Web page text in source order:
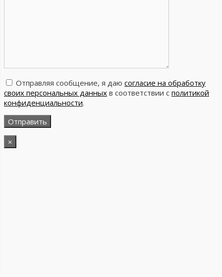
Отправляя сообщение, я даю согласие на обработку
своих персональных данных в соответствии с политикой
конфиденциальности.
×